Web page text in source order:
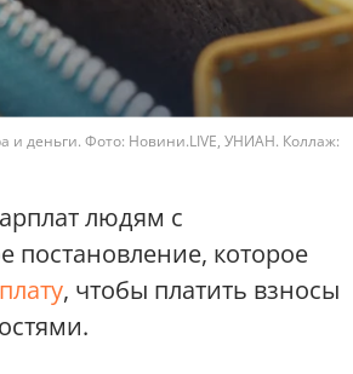
деньги. Фото: Новини.LIVE, УНИАН. Коллаж:
людям с
постановление, которое
, чтобы платить взносы